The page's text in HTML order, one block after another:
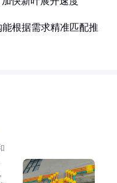
根据需求精准匹配推